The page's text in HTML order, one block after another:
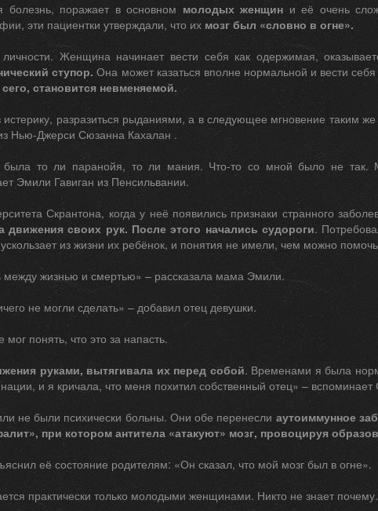
болезнь, поражает в основном молодых женщин и её очень
эти пациентки утверждали, что их мозг был «словно в огне».
Женщина начинает вести себя как одержимая,
ступор.Она может казаться вполне нормальной и вести
становится невменяемой.
разразиться рыданиями, а в следующее мгновение таким
Нью-Джерси Сюзанна Кахалан .
была то ли паранойя, то ли мания. Что-то со мной было не так.
Эмили Гавиган из Пенсильвании.
Скрантона, когда у неё появились признаки странного
движения своих рук. После этого начались судороги.
из жизни их ребёнок, и понятия не имели, чем можно
между жизнью и смертью» – рассказала мама Эмили.
не могли сделать» – добавил отец девушки.
понять, что это за напасть.
руками, вытягивала их перед собой. Временами я была
и я кричала, что меня похитил собственный отец» –
не были психически больны. Они обе перенесли аутоиммунное
при котором антитела «атакуют» мозг, провоцируя
её состояние родителям: «Он сказал, что мой мозг был в огне».
практически только молодыми женщинами. Никто не знает почему.